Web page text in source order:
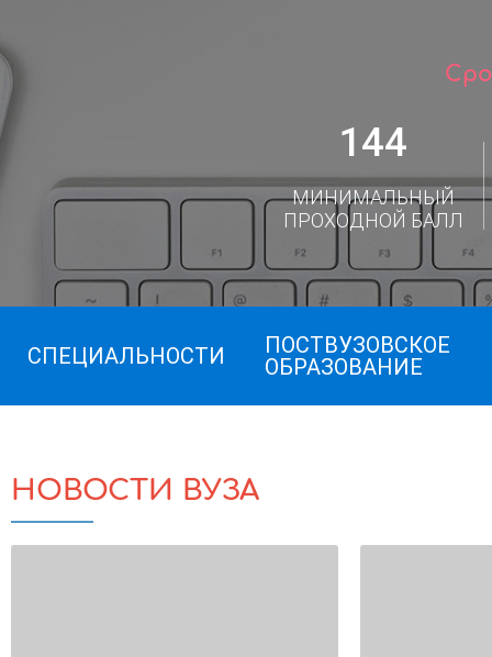
144
МИНИМАЛЬНЫЙ
ПРОХОДНОЙ БАЛЛ
СПЕЦИАЛЬНОСТИ
ПОСТВУЗОВСКОЕ
ОБРАЗОВАНИЕ
НОВОСТИ ВУЗА